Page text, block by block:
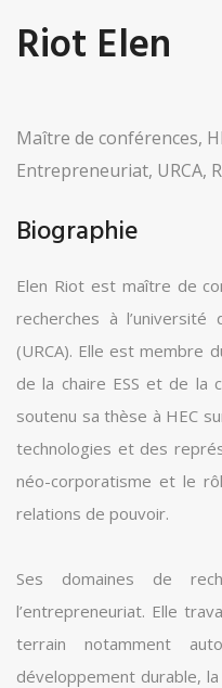
Riot Elen
Maître de conférences,
Entrepreneuriat, URCA,
Biographie
Elen Riot est maître de
recherches à l’université
(URCA). Elle est membre
de la chaire ESS et de la
soutenu sa thèse à HEC
technologies et des
néo-corporatisme et le
relations de pouvoir.
Ses domaines de
l’entrepreneuriat. Elle
terrain notamment
développement durable,